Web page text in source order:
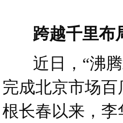
跨越千里布局
近日，“沸腾
完成北京市场
根长春以来，